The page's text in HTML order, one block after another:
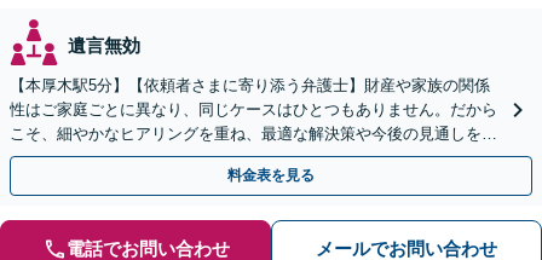
遺言無効
【本厚木駅5分】【依頼者さまに寄り添う弁護士】財産や家族の関係
性はご家庭ごとに異なり、同じケースはひとつもありません。だから
こそ、細やかなヒアリングを重ね、最適な解決策や今後の見通しを明
確にお示しします。ぜひ一度当事務所へご相談ください。
料金表を見る
電話でお問い合わせ メールでお問い合わせ